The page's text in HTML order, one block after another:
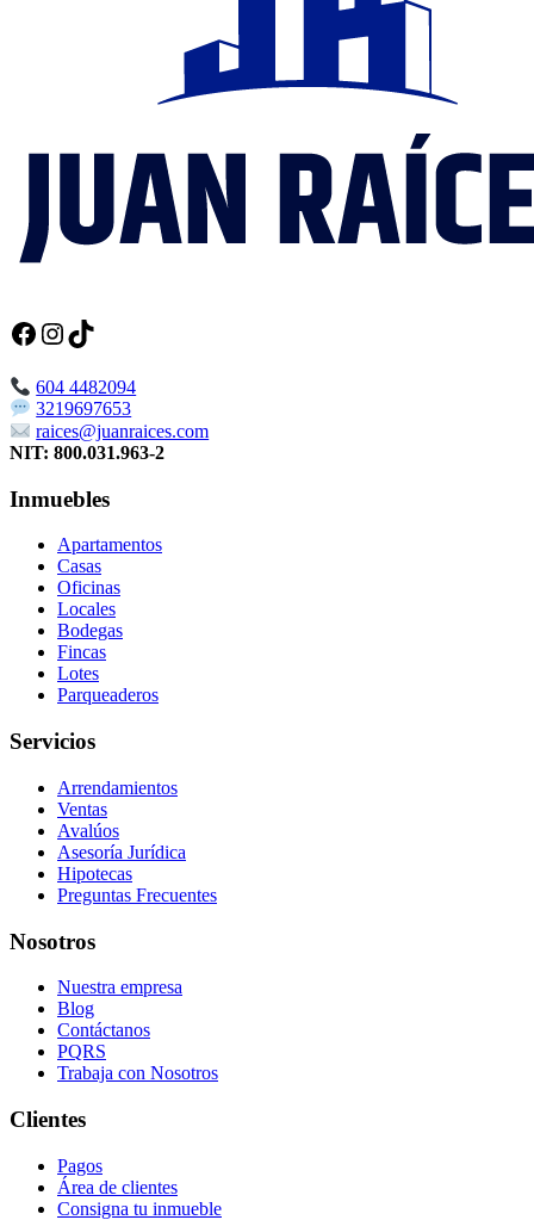
Facebook
Instagram
TikTok
604 4482094
3219697653
raices@juanraices.com
NIT: 800.031.963-2
Inmuebles
Apartamentos
Casas
Oficinas
Locales
Bodegas
Fincas
Lotes
Parqueaderos
Servicios
Arrendamientos
Ventas
Avalúos
Asesoría Jurídica
Hipotecas
Preguntas Frecuentes
Nosotros
Nuestra empresa
Blog
Contáctanos
PQRS
Trabaja con Nosotros
Clientes
Pagos
Área de clientes
Consigna tu inmueble